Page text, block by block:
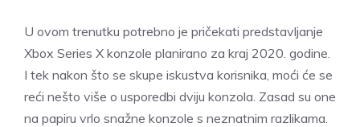
U ovom trenutku potrebno je pričekati predstavljanje
Xbox Series X konzole planirano za kraj 2020. godine.
I tek nakon što se skupe iskustva korisnika, moći će se
reći nešto više o usporedbi dviju konzola. Zasad su one
na papiru vrlo snažne konzole s neznatnim razlikama.